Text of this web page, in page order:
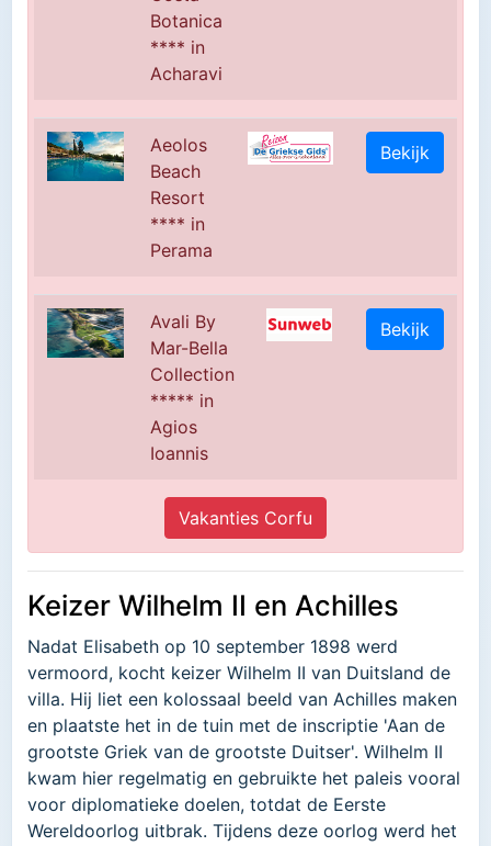
Botanica
**** in
Acharavi
Aeolos
Beach
Resort
**** in
Perama
Bekijk
Avali By
Mar-Bella
Collection
***** in
Agios
Ioannis
Bekijk
Vakanties Corfu
Keizer Wilhelm II en Achilles
Nadat Elisabeth op 10 september 1898 werd
vermoord, kocht keizer Wilhelm II van Duitsland de
villa. Hij liet een kolossaal beeld van Achilles maken
en plaatste het in de tuin met de inscriptie 'Aan de
grootste Griek van de grootste Duitser'. Wilhelm II
kwam hier regelmatig en gebruikte het paleis vooral
voor diplomatieke doelen, totdat de Eerste
Wereldoorlog uitbrak. Tijdens deze oorlog werd het